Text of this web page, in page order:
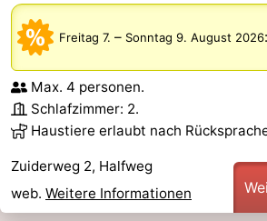
Freitag 7. – Sonntag 9. August 2026:
Max. 4 personen.
Schlafzimmer: 2.
Haustiere erlaubt nach
Zuiderweg 2, Halfweg
web. Weitere Informationen